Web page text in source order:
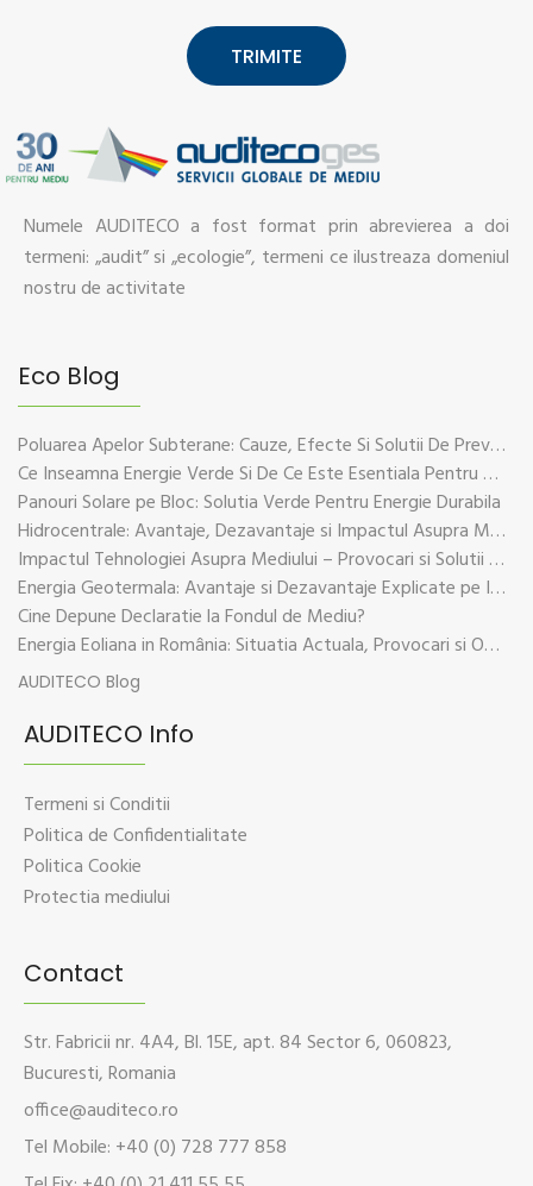
TRIMITE
Numele AUDITECO a fost format prin abrevierea a doi
termeni: „audit” si „ecologie”, termeni ce ilustreaza domeniul
nostru de activitate
Eco Blog
Poluarea Apelor Subterane: Cauze, Efecte Si Solutii De Prevenire
Ce Inseamna Energie Verde Si De Ce Este Esentiala Pentru Viitorul Planetei
Panouri Solare pe Bloc: Solutia Verde Pentru Energie Durabila
Hidrocentrale: Avantaje, Dezavantaje si Impactul Asupra Mediului
Impactul Tehnologiei Asupra Mediului – Provocari si Solutii Sustenabile
Energia Geotermala: Avantaje si Dezavantaje Explicate pe Intelesul Tuturor
Cine Depune Declaratie la Fondul de Mediu?
Energia Eoliana in România: Situatia Actuala, Provocari si Oportunitati
AUDITECO Blog
AUDITECO Info
Termeni si Conditii
Politica de Confidentialitate
Politica Cookie
Protectia mediului
Contact
Str. Fabricii nr. 4A4, Bl. 15E, apt. 84 Sector 6, 060823,
Bucuresti, Romania
office@auditeco.ro
Tel Mobile: +40 (0) 728 777 858